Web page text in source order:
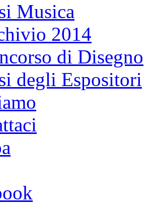
Musica
2014
di Disegno
degli Espositori